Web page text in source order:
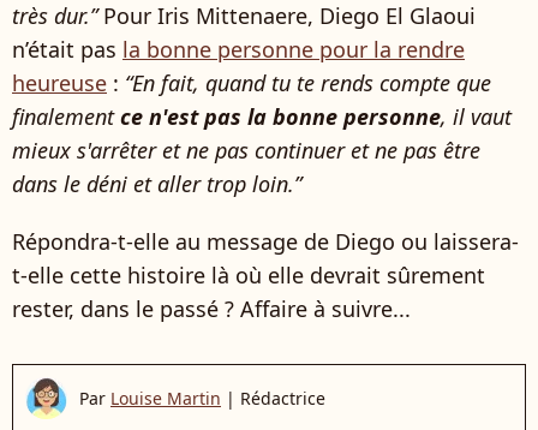
très dur.”Pour Iris Mittenaere, Diego El Glaoui
n’était pas la bonne personne pour la rendre
heureuse : “En fait, quand tu te rends compte que
finalementce n'est pas la bonne personne, il vaut
mieux s'arrêter et ne pas continuer et ne pas être
dans le déni et aller trop loin.”
Répondra-t-elle au message de Diego ou laissera-
t-elle cette histoire là où elle devrait sûrement
rester, dans le passé ? Affaire à suivre...
Par Louise Martin | Rédactrice